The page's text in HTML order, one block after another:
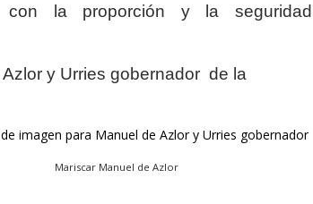
con la proporción y la seguridad
y Urries gobernador de la
Mariscar Manuel de Azlor